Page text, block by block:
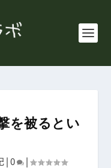
を被るとい
|0 |